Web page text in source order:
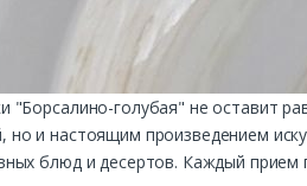
"Борсалино-голубая" не оставит
но и настоящим произведением
блюд и десертов. Каждый